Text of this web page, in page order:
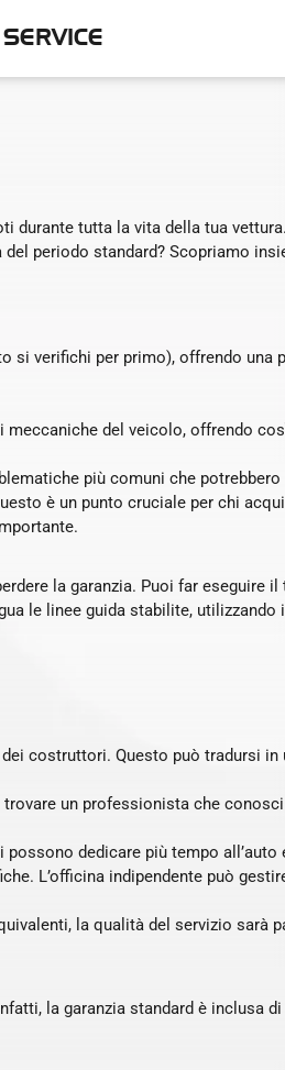
SERVICE
durante tutta la vita della tua
periodo standard? Scopriamo
si verifichi per primo), offrendo
del veicolo, offrendo
più comuni che
è un punto cruciale per chi
la garanzia. Puoi far eseguire
le linee guida stabilite,
costruttori. Questo può tradursi
un professionista che
dedicare più tempo
L’officina indipendente può
la qualità del servizio sarà
la garanzia standard è inclusa